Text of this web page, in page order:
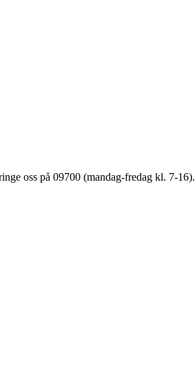
oss på 09700 (mandag-fredag kl. 7-16).